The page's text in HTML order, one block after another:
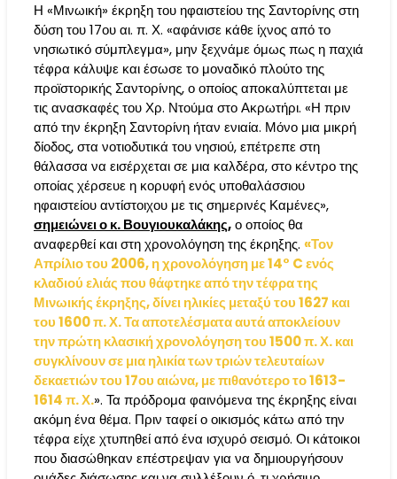
Η «Μινωική» έκρηξη του ηφαιστείου της Σαντορίνης στη
δύση του 17ου αι. π. Χ. «αφάνισε κάθε ίχνος από το
νησιωτικό σύμπλεγμα», μην ξεχνάμε όμως πως η παχιά
τέφρα κάλυψε και έσωσε το μοναδικό πλούτο της
προϊστορικής Σαντορίνης, ο οποίος αποκαλύπτεται με
τις ανασκαφές του Χρ. Ντούμα στο Ακρωτήρι. «Η πριν
από την έκρηξη Σαντορίνη ήταν ενιαία. Μόνο μια μικρή
δίοδος, στα νοτιοδυτικά του νησιού, επέτρεπε στη
θάλασσα να εισέρχεται σε μια καλδέρα, στο κέντρο της
οποίας χέρσευε η κορυφή ενός υποθαλάσσιου
ηφαιστείου αντίστοιχου με τις σημερινές Καμένες»,
σημειώνει ο κ. Βουγιουκαλάκης,ο οποίος θα
αναφερθεί και στη χρονολόγηση της έκρηξης. «Τον
Απρίλιο του 2006, η χρονολόγηση με 14° C ενός
κλαδιού ελιάς που θάφτηκε από την τέφρα της
Μινωικής έκρηξης, δίνει ηλικίες μεταξύ του 1627 και
του 1600 π. Χ. Τα αποτελέσματα αυτά αποκλείουν
την πρώτη κλασική χρονολόγηση του 1500 π. Χ. και
συγκλίνουν σε μια ηλικία των τριών τελευταίων
δεκαετιών του 17ου αιώνα, με πιθανότερο το 1613-
1614 π. Χ.». Τα πρόδρομα φαινόμενα της έκρηξης είναι
ακόμη ένα θέμα. Πριν ταφεί ο οικισμός κάτω από την
τέφρα είχε χτυπηθεί από ένα ισχυρό σεισμό. Οι κάτοικοι
που διασώθηκαν επέστρεψαν για να δημιουργήσουν